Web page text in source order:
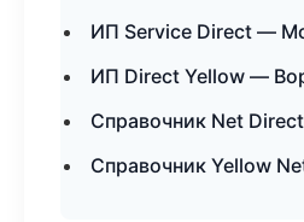
ИП Service Direct —
ИП Direct Yellow —
Справочник Net
Справочник Yellow